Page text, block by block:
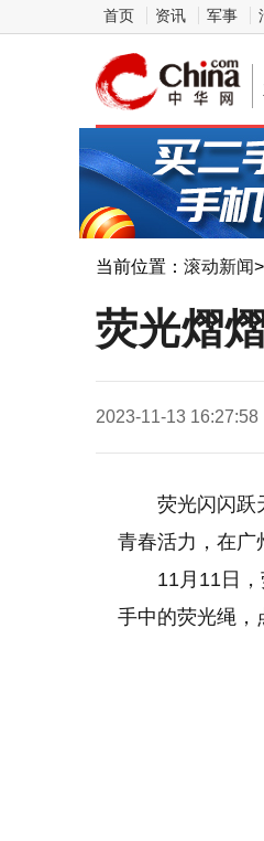
首页 资讯 军事
当前位置： 滚动新闻>
荧光熠
2023-11-13 16:27:58
荧光闪闪跃
青春活力，在广
11月11日
手中的荧光绳，